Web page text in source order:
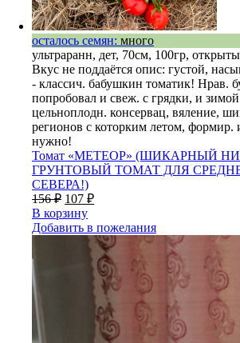
осталось семян: много
ультраранн, дет, 70см, 100гр,
Вкус не поддаётся опис: густой,
- классич. бабушкин томатик! Нрав.
попробовал и свеж. с грядки, и
цельноплодн. консервац, вяление,
регионов с которким летом, формир.
нужно!
Томат «МЕТЕОР» (ШИКАРНЫЙ
ГРУНТОВЫЙ ТОМАТ ДЛЯ
СЕВЕРА!)
156₽ 107 ₽
В корзину
Добавить в пожелания